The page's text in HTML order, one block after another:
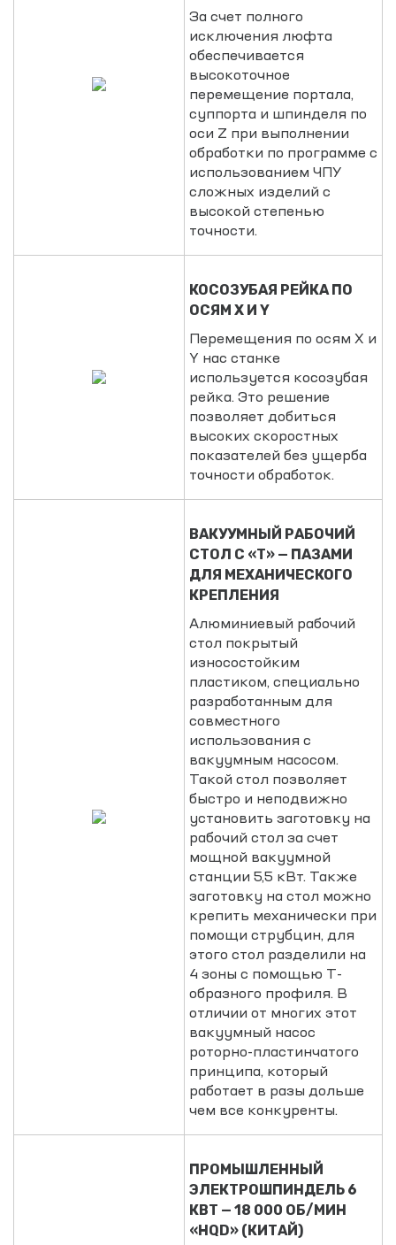
За счет полного
исключения люфта
обеспечивается
высокоточное
перемещение портала,
суппорта и шпинделя по
оси Z при выполнении
обработки по программе с
использованием ЧПУ
сложных изделий с
высокой степенью
точности.
КОСОЗУБАЯ РЕЙКА ПО
ОСЯМ Х И Y
Перемещения по осям Х и
Y нас станке
используется косозубая
рейка. Это решение
позволяет добиться
высоких скоростных
показателей без ущерба
точности обработок.
ВАКУУМНЫЙ РАБОЧИЙ
СТОЛ С «Т» — ПАЗАМИ
ДЛЯ МЕХАНИЧЕСКОГО
КРЕПЛЕНИЯ
Алюминиевый рабочий
стол покрытый
износостойким
пластиком, специально
разработанным для
совместного
использования с
вакуумным насосом.
Такой стол позволяет
быстро и неподвижно
установить заготовку на
рабочий стол за счет
мощной вакуумной
станции 5,5 кВт. Также
заготовку на стол можно
крепить механически при
помощи струбцин, для
этого стол разделили на
4 зоны с помощью Т-
образного профиля. В
отличии от многих этот
вакуумный насос
роторно-пластинчатого
принципа, который
работает в разы дольше
чем все конкуренты.
ПРОМЫШЛЕННЫЙ
ЭЛЕКТРОШПИНДЕЛЬ 6
КВТ — 18 000 ОБ/МИН
«HQD» (КИТАЙ)